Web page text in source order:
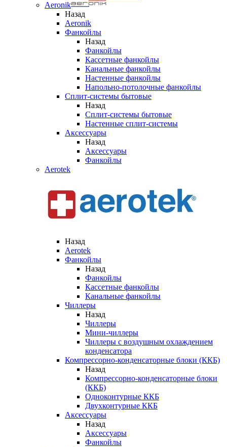
Aeronik
Назад
Aeronik
Фанкойлы
Назад
Фанкойлы
Кассетные фанкойлы
Канальные фанкойлы
Настенные фанкойлы
Напольно-потолочные фанкойлы
Сплит-системы бытовые
Назад
Сплит-системы бытовые
Настенные сплит-системы
Аксессуары
Назад
Аксессуары
Фанкойлы
Aerotek
Назад
Aerotek
Фанкойлы
Назад
Фанкойлы
Кассетные фанкойлы
Канальные фанкойлы
Чиллеры
Назад
Чиллеры
Мини-чиллеры
Чиллеры с воздушным охлаждением
конденсатора
Компрессорно-конденсаторные блоки (ККБ)
Назад
Компрессорно-конденсаторные блоки
(ККБ)
Одноконтурные ККБ
Двухконтурные ККБ
Аксессуары
Назад
Аксессуары
Фанкойлы